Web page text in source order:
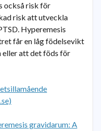
också risk för
risk att utveckla
Hyperemesis
får en låg födelsevikt
eller att det föds för
gravidarum: A